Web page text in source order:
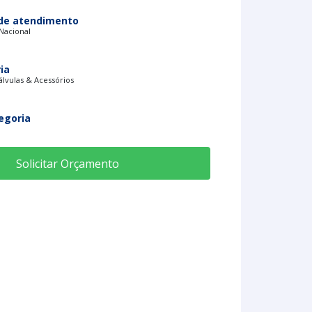
atendimento
& Acessórios
Solicitar Orçamento